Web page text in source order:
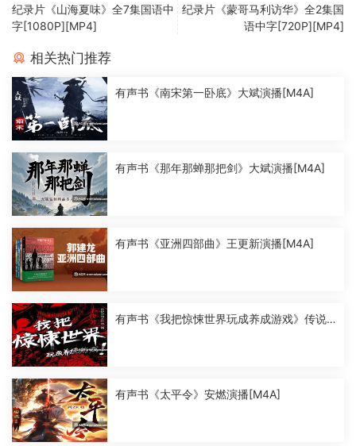
纪录片《山海夏味》全7集国语中
字[1080P][MP4]
纪录片《蒙哥马利访华》全2集国
语中字[720P][MP4]
相关热门推荐
有声书《南宋第一卧底》大斌演播[M4A]
有声书《那年那蝉那把剑》大斌演播[M4A]
有声书《亚洲四部曲》王更新演播[M4A]
有声书《我把惊悚世界玩成养成游戏》传说
有声书《太平令》安燃演播[M4A]